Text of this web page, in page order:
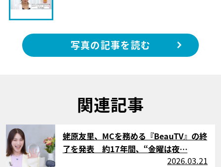
写真の記事を読む
関連記事
サムネイル
蛯原友里、MCを務める『BeauTV』の終
了を発表 約17年間、“金曜は夜…
2026.03.21